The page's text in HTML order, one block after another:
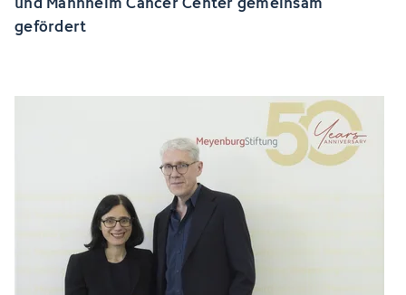
gefördert